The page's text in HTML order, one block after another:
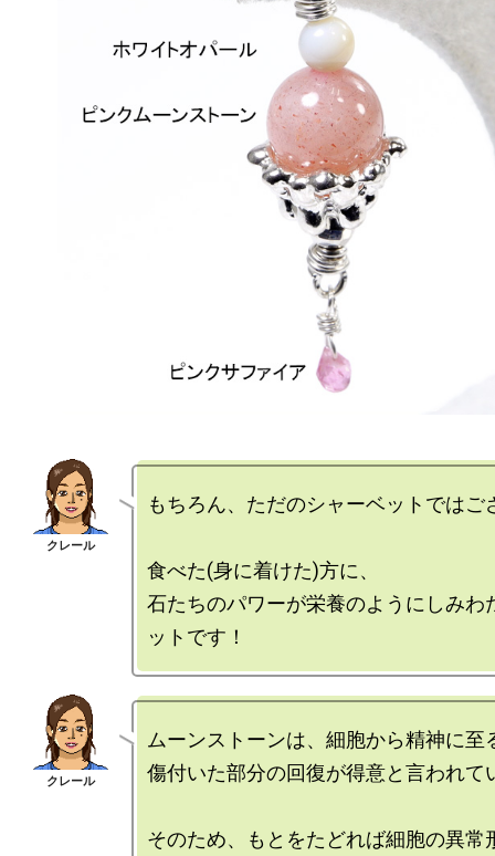
もちろん、ただのシャーベットではご
食べた(身に着けた)方に、
石たちのパワーが栄養のようにしみわ
ムーンストーンは、細胞から精神に至
傷付いた部分の回復が得意と言われて
そのため、もとをたどれば細胞の異常